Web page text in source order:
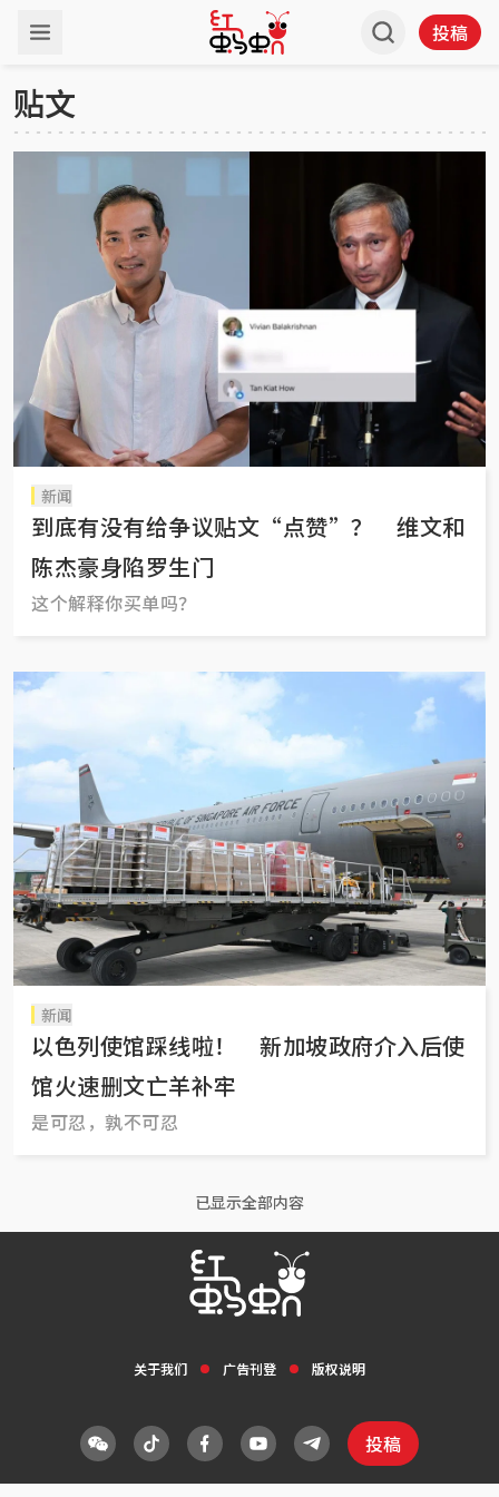
投稿
贴文
新闻
到底有没有给争议贴文“点赞”？ 维文和
陈杰豪身陷罗生门
这个解释你买单吗？
新闻
以色列使馆踩线啦！ 新加坡政府介入后使
馆火速删文亡羊补牢
是可忍，孰不可忍
已显示全部内容
关于我们 广告刊登 版权说明
投稿